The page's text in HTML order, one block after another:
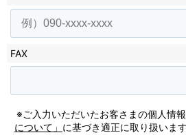
FAX
※ご入力いただいたお客さまの個人情報
について」 に基づき適正に取り扱いま